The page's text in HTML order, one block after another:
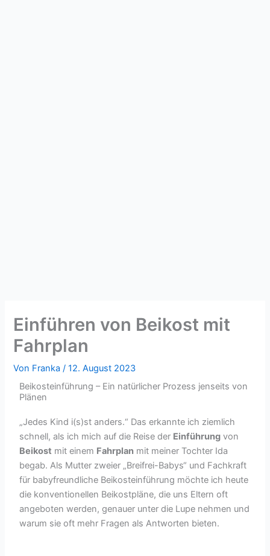
Einführen von Beikost mit
Fahrplan
Von Franka/12. August 2023
Beikosteinführung – Ein natürlicher Prozess jenseits von
Plänen
„Jedes Kind i(s)st anders.“ Das erkannte ich ziemlich
schnell, als ich mich auf die Reise der Einführung von
Beikost mit einem Fahrplan mit meiner Tochter Ida
begab. Als Mutter zweier „Breifrei-Babys“ und Fachkraft
für babyfreundliche Beikosteinführung möchte ich heute
die konventionellen Beikostpläne, die uns Eltern oft
angeboten werden, genauer unter die Lupe nehmen und
warum sie oft mehr Fragen als Antworten bieten.